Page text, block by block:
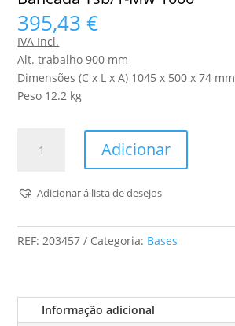
395,43€
IVA Incl.
Alt. trabalho 900 mm
Dimensões (C x L x A) 1045 x 500 x 74 mm
Peso 12.2 kg
Tsb/1-
1000
Adicionar
Adicionar á lista de desejos
REF: 203457 Categoria: Bases
Informação adicional